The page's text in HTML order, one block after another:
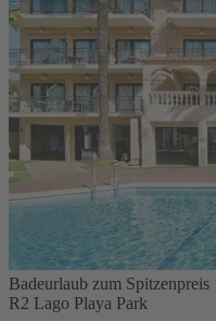
Badeurlaub zum Spitzenpreis
R2 Lago Playa Park